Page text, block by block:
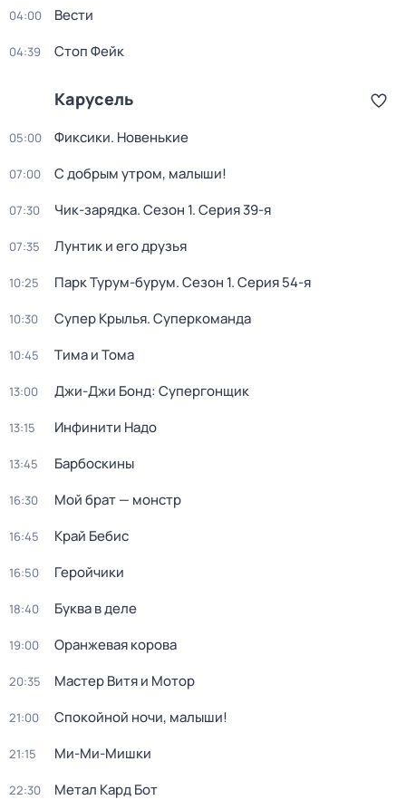
04:00 Вести
04:39 Стоп Фейк
Карусель
05:00 Фиксики. Новенькие
07:00 С добрым утром, малыши!
07:30 Чик-зарядка. Сезон 1. Серия 39-я
07:35 Лунтик и его друзья
10:25 Парк Турум-бурум. Сезон 1. Серия 54-я
10:30 Супер Крылья. Суперкоманда
10:45 Тима и Тома
13:00 Джи-Джи Бонд: Супергонщик
13:15 Инфинити Надо
13:45 Барбоскины
16:30 Мой брат — монстр
16:45 Край Бебис
16:50 Геройчики
18:40 Буква в деле
19:00 Оранжевая корова
20:35 Мастер Витя и Мотор
21:00 Спокойной ночи, малыши!
21:15 Ми-Ми-Мишки
22:30 Метал Кард Бот